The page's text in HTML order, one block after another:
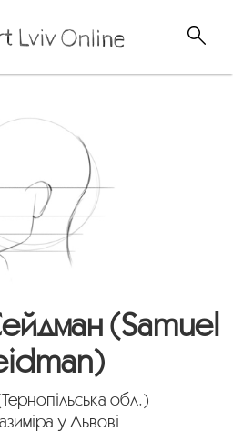
(Samuel
обл.)
у Львові